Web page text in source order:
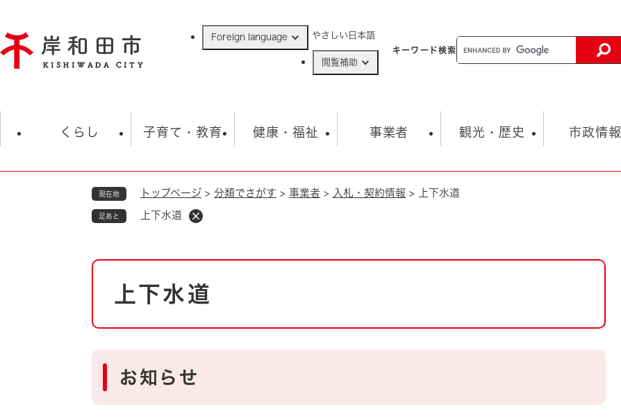
ジ
の
Foreign language やさしい日本語
閲覧補助
キーワード検索
くらし
住民票・戸籍
ごみ・衛生・動物 救急・消防
自然・環境・公園
男女共同参画
子育て・教育
学校 子育て
健康・福祉
福祉・健康・生活 生涯学習・スポーツ
事業者
入札・契約情報
環境 福祉・介護
観光・歴史
観光 観光スポット
市政情報
市の概要
市政 職員採用情報
オープンデータ
現在地 トップページ > 分類でさがす > 事業者 > 入札・契約情報 > 上下水道
足あと 上下水道
本
上下水道
お知らせ